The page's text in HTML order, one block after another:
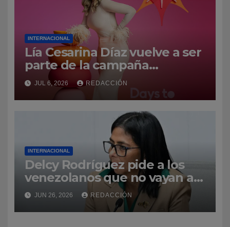
INTERNACIONAL
Lía Cesarina Díaz vuelve a ser
parte de la campaña
internacional «Days to Shine»
JUL 6, 2026 REDACCIÓN
INTERNACIONAL
Delcy Rodríguez pide a los
venezolanos que no vayan a
La Guaira para no obstaculizar
las labores de rescate
JUN 26, 2026 REDACCIÓN